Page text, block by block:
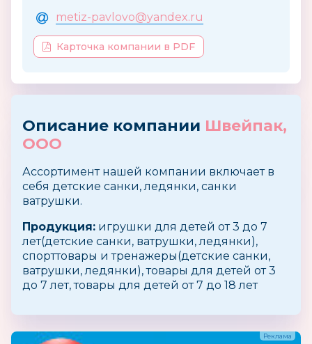
metiz-pavlovo@yandex.ru
Карточка компании в PDF
Описание компании Швейпак,
ООО
Ассортимент нашей компании включает в
себя детские санки, ледянки, санки
ватрушки.
Продукция: игрушки для детей от 3 до 7
лет(детские санки, ватрушки, ледянки),
спорттовары и тренажеры(детские санки,
ватрушки, ледянки), товары для детей от 3
до 7 лет, товары для детей от 7 до 18 лет